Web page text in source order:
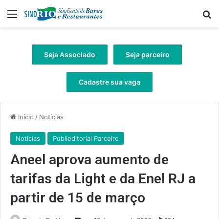
Menu
Seja Associado Seja parceiro
Cadastre sua vaga
Início / Notícias
Notícias Publieditorial Parceiro
Aneel aprova aumento de
tarifas da Light e da Enel RJ a
partir de 15 de março